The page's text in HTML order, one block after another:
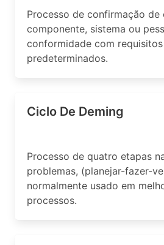
Processo de confirmação de
componente, sistema ou
conformidade com requisitos
predeterminados.
Ciclo De Deming
Processo de quatro etapas
problemas, (planejar-fazer-
normalmente usado em
processos.